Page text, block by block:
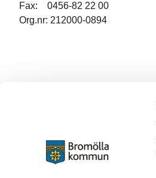
Fax: 0456-82 22 00
Org.nr: 212000-0894